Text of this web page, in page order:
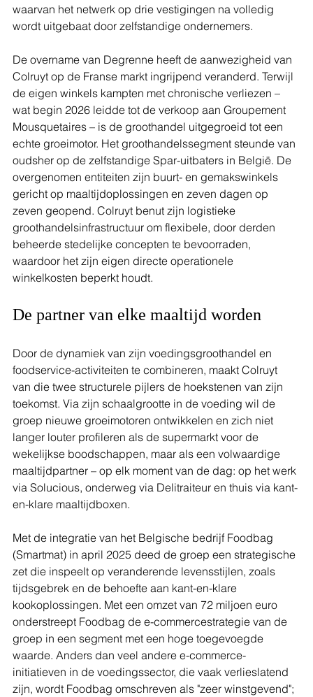
waarvan het netwerk op drie vestigingen na volledig
wordt uitgebaat door zelfstandige ondernemers.
De overname van Degrenne heeft de aanwezigheid van
Colruyt op de Franse markt ingrijpend veranderd. Terwijl
de eigen winkels kampten met chronische verliezen –
wat begin 2026 leidde tot de verkoop aan Groupement
Mousquetaires – is de groothandel uitgegroeid tot een
echte groeimotor. Het groothandelssegment steunde van
oudsher op de zelfstandige Spar-uitbaters in België. De
overgenomen entiteiten zijn buurt- en gemakswinkels
gericht op maaltijdoplossingen en zeven dagen op
zeven geopend. Colruyt benut zijn logistieke
groothandelsinfrastructuur om flexibele, door derden
beheerde stedelijke concepten te bevoorraden,
waardoor het zijn eigen directe operationele
winkelkosten beperkt houdt.
De partner van elke maaltijd worden
Door de dynamiek van zijn voedingsgroothandel en
foodservice-activiteiten te combineren, maakt Colruyt
van die twee structurele pijlers de hoekstenen van zijn
toekomst. Via zijn schaalgrootte in de voeding wil de
groep nieuwe groeimotoren ontwikkelen en zich niet
langer louter profileren als de supermarkt voor de
wekelijkse boodschappen, maar als een volwaardige
maaltijdpartner – op elk moment van de dag: op het werk
via Solucious, onderweg via Delitraiteur en thuis via kant-
en-klare maaltijdboxen.
Met de integratie van het Belgische bedrijf Foodbag
(Smartmat) in april 2025 deed de groep een strategische
zet die inspeelt op veranderende levensstijlen, zoals
tijdsgebrek en de behoefte aan kant-en-klare
kookoplossingen. Met een omzet van 72 miljoen euro
onderstreept Foodbag de e-commercestrategie van de
groep in een segment met een hoge toegevoegde
waarde. Anders dan veel andere e-commerce-
initiatieven in de voedingssector, die vaak verlieslatend
zijn, wordt Foodbag omschreven als "zeer winstgevend";